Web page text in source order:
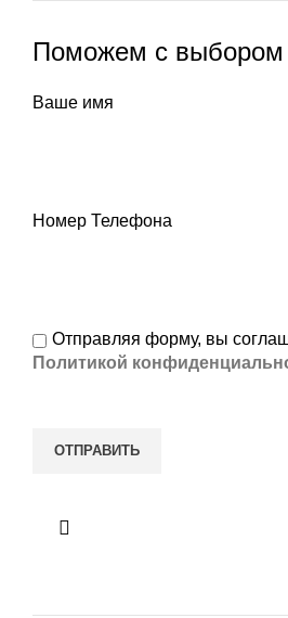
Поможем с выбором
Ваше имя
Номер Телефона
Отправляя форму, вы
Политикой